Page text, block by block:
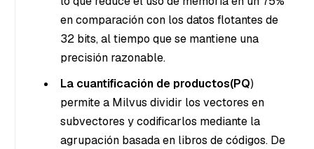
en comparación con los datos flotantes de
32 bits, al tiempo que se mantiene una
precisión razonable.
La cuantificación de productos(PQ)
permite a Milvus dividir los vectores en
subvectores y codificarlos mediante la
agrupación basada en libros de códigos. De